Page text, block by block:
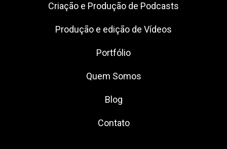
Criação e Produção de Podcasts
Produção e edição de Vídeos
Portfólio
Quem Somos
Blog
Contato